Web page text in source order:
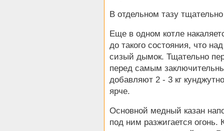
В отдельном тазу
Еще в одном котле
до такого состояния, что
сизый дымок. Тщательно
перед самым
добавляют 2 - 3 кг
ярче.
Основной медный казан
под ним разжигается огонь.